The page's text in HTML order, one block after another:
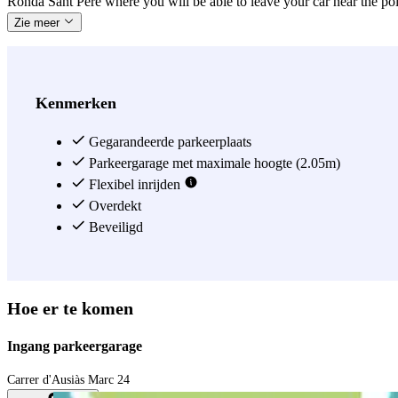
Zie meer
Kenmerken
Gegarandeerde parkeerplaats
Parkeergarage met maximale hoogte (2.05m)
Flexibel inrijden
Overdekt
Beveiligd
Hoe er te komen
Ingang parkeergarage
Carrer d'Ausiàs Marc 24